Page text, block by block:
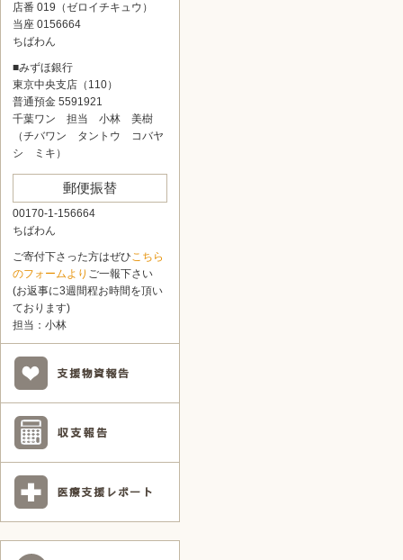
店番 019（ゼロイチキュウ）
当座 0156664
ちばわん
■みずほ銀行
東京中央支店（110）
普通預金 5591921
千葉ワン 担当 小林 美樹
（チバワン タントウ コバヤ
シ ミキ）
郵便振替
00170-1-156664
ちばわん
ご寄付下さった方はぜひこちら
のフォームより ご一報下さい
(お返事に3週間程お時間を頂い
ております)
担当：小林